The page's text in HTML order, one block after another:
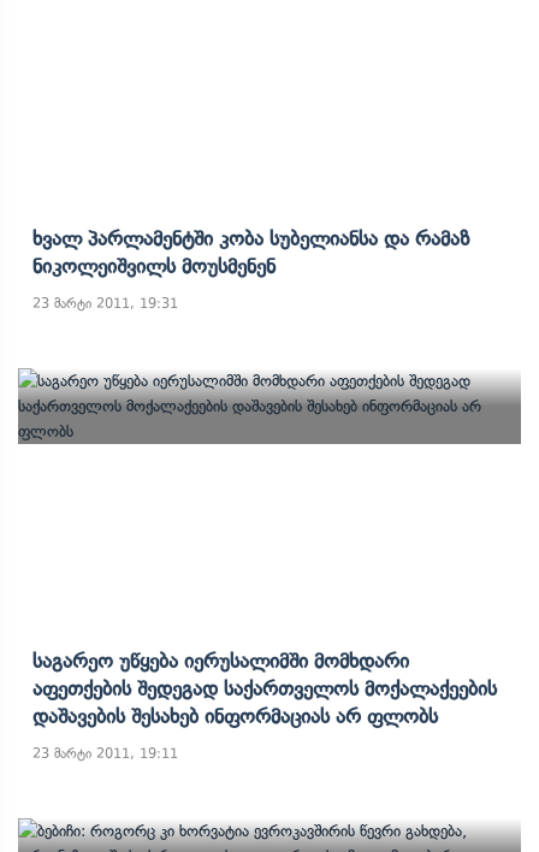
Ხვალ Პარლამენტში Კობა Სუბელიანსა Და Რამაზ
Ნიკოლეიშვილს Მოუსმენენ
23 მარტი 2011, 19:31
Საგარეო Უწყება Იერუსალიმში Მომხდარი
Აფეთქების Შედეგად Საქართველოს Მოქალაქეების
Დაშავების Შესახებ Ინფორმაციას Არ Ფლობს
23 მარტი 2011, 19:11